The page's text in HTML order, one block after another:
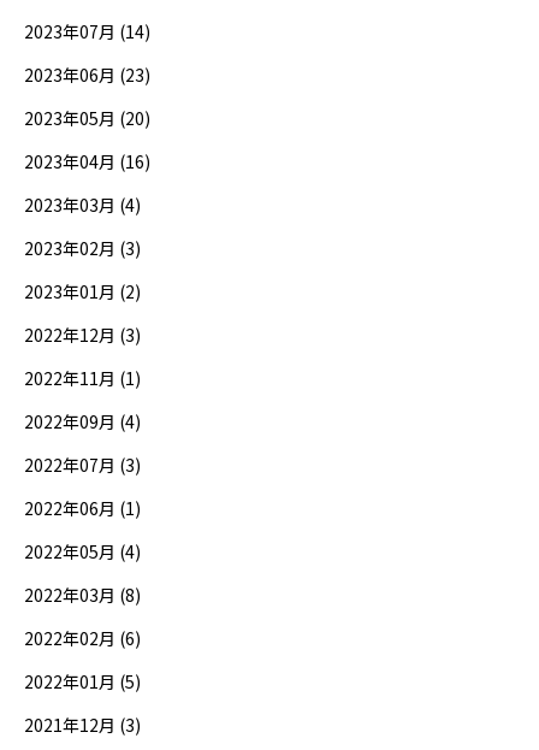
2023年07月 (14)
2023年06月 (23)
2023年05月 (20)
2023年04月 (16)
2023年03月 (4)
2023年02月 (3)
2023年01月 (2)
2022年12月 (3)
2022年11月 (1)
2022年09月 (4)
2022年07月 (3)
2022年06月 (1)
2022年05月 (4)
2022年03月 (8)
2022年02月 (6)
2022年01月 (5)
2021年12月 (3)